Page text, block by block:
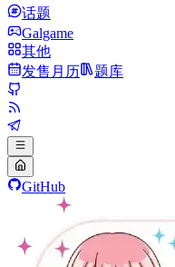
话题
Galgame
其他
发售月历
题库
GitHub